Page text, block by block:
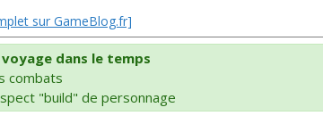
sur GameBlog.fr]
voyage dans le temps
combats
"build" de personnage